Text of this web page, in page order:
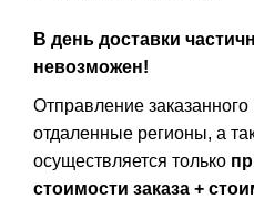
В день доставки
невозможен!
Отправление заказанного
отдаленные регионы, а
осуществляется только
стоимости заказа +